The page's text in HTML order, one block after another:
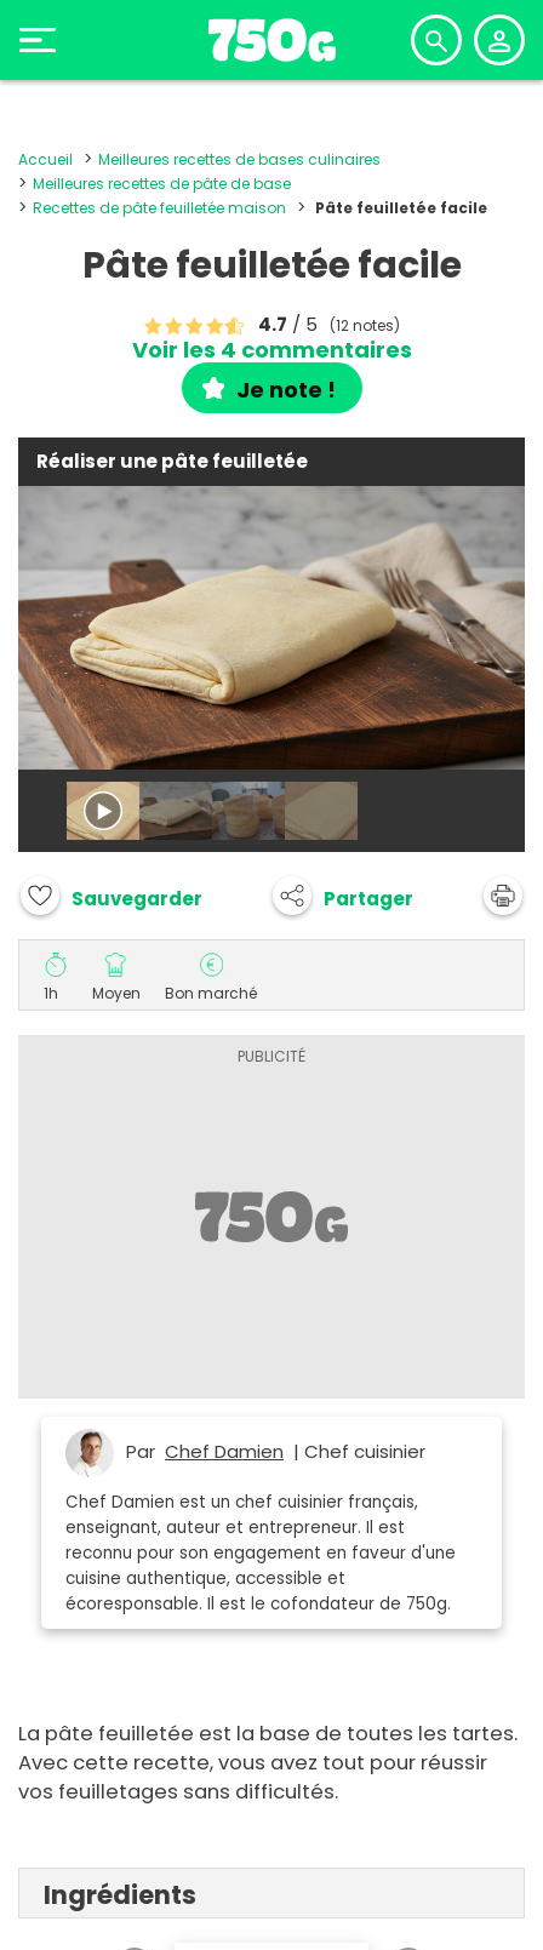
Accueil
Meilleures recettes de bases culinaires
Meilleures recettes de pâte de base
Recettes de pâte feuilletée maison
Pâte feuilletée facile
Pâte feuilletée facile
4.7 / 5 (12 notes)
Voir les 4 commentaires
Je note !
Réaliser une pâte feuilletée
Sauvegarder Partager
1h Moyen Bon marché
Par Chef Damien | Chef cuisinier
Chef Damien est un chef cuisinier français,
enseignant, auteur et entrepreneur. Il est
reconnu pour son engagement en faveur d'une
cuisine authentique, accessible et
écoresponsable. Il est le cofondateur de 750g.
La pâte feuilletée est la base de toutes les tartes.
Avec cette recette, vous avez tout pour réussir
vos feuilletages sans difficultés.
Ingrédients